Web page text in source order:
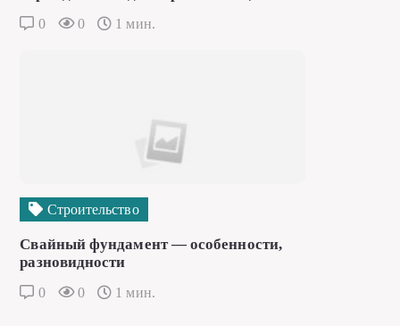
0 0 1 мин.
Строительство
Свайный фундамент — особенности,
разновидности
0 0 1 мин.